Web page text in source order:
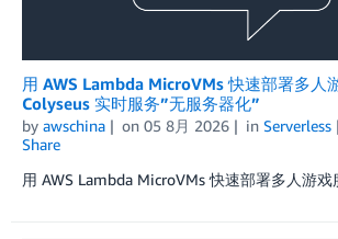
用 AWS Lambda MicroVMs 快速部署多人
Colyseus 实时服务”无服务器化”
by awschina on 05 8月 2026 in Serverless
Share
用 AWS Lambda MicroVMs 快速部署多人游戏